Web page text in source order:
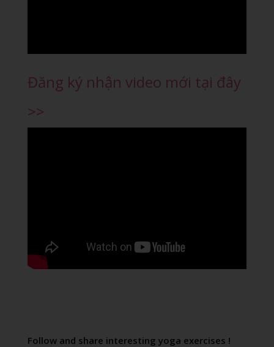
Đăng ký nhận video mới tại đây
>>
Follow and share interesting yoga exercises !